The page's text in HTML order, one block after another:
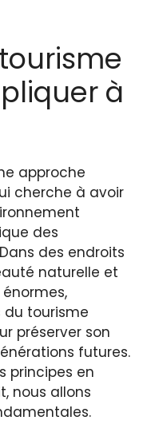
à
approche
cherche à avoir
des
des endroits
naturelle et
du tourisme
préserver son
futures.
principes en
nous allons